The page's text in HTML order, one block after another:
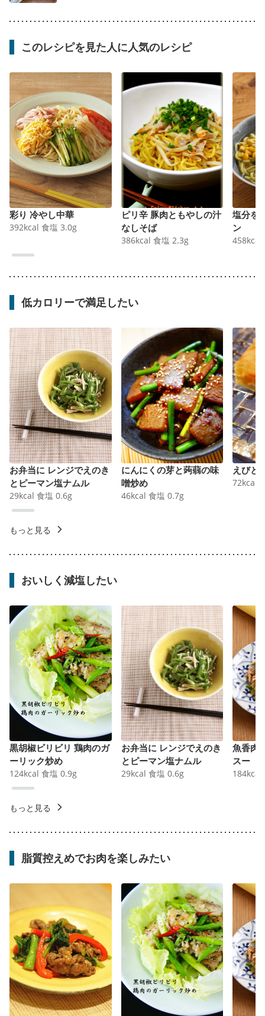
このレシピを見た人に人気のレシピ
彩り 冷やし中華
392kcal 食塩 3.0g
ピリ辛 豚肉ともやしの汁
なしそば
386kcal 食塩 2.3g
塩分を
ン
458kcal
低カロリーで満足したい
お弁当に レンジでえのき
とピーマン塩ナムル
29kcal 食塩 0.6g
にんにくの芽と蒟蒻の味
噌炒め
46kcal 食塩 0.7g
えびと
72kcal
もっと見る
おいしく減塩したい
黒胡椒ビリビリ 鶏肉のガ
ーリック炒め
124kcal 食塩 0.9g
お弁当に レンジでえのき
とピーマン塩ナムル
29kcal 食塩 0.6g
魚香肉
スー
184kcal
もっと見る
脂質控えめでお肉を楽しみたい